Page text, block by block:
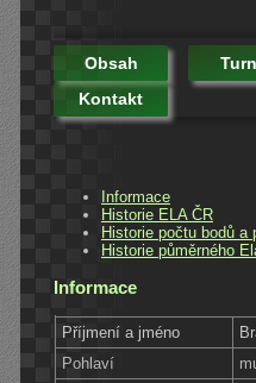
Obsah
Kontakt
Informace
Historie ELA ČR
Historie počtu bodů a
Historie půměrného
Informace
Příjmení a jméno
Pohlaví